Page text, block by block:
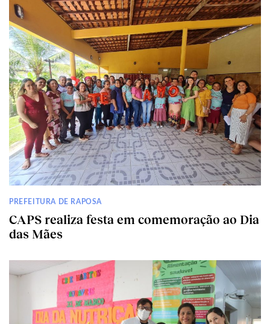
PREFEITURA DE RAPOSA
CAPS realiza festa em comemoração ao Dia
das Mães